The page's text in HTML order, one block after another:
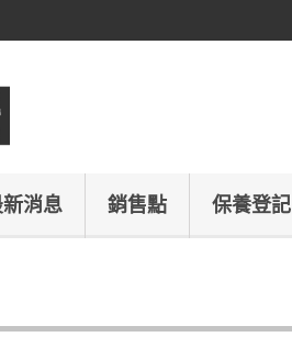
消息 銷售點 保養登記